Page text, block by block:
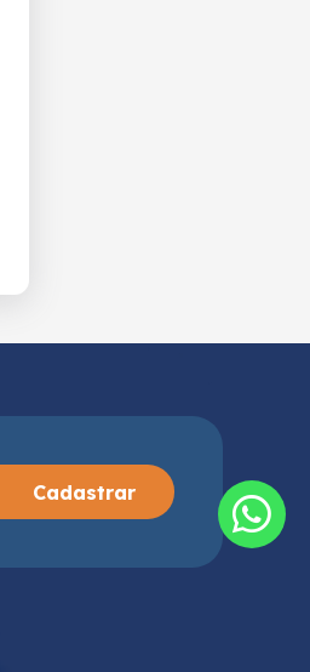
Cadastrar